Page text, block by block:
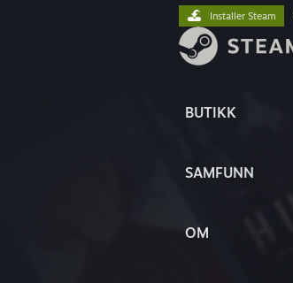
BUTIKK
SAMFUNN
OM
Installer Steam